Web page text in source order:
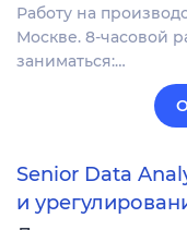
Работу на
Москве. 8-часовой
заниматься:…
Senior Data
и